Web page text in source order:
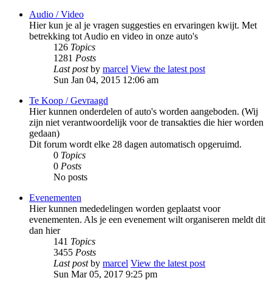
Audio / Video
Hier kun je al je vragen suggesties en ervaringen kwijt. Met
betrekking tot Audio en video in onze auto's
126 Topics
1281 Posts
Last postby marcel View the latest post
Sun Jan 04, 2015 12:06 am
Te Koop / Gevraagd
Hier kunnen onderdelen of auto's worden aangeboden. (Wij
zijn niet verantwoordelijk voor de transakties die hier worden
gedaan)
Dit forum wordt elke 28 dagen automatisch opgeruimd.
0 Topics
0 Posts
No posts
Evenementen
Hier kunnen mededelingen worden geplaatst voor
evenementen. Als je een evenement wilt organiseren meldt dit
dan hier
141 Topics
3455 Posts
Last postby marcel View the latest post
Sun Mar 05, 2017 9:25 pm